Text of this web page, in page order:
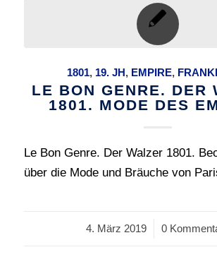
1801, 19. JH, EMPIRE,
LE BON GENRE. DER
1801. MODE DES
Le Bon Genre. Der Walzer 1801.
über die Mode und Bräuche von
4. März 2019
/ 0